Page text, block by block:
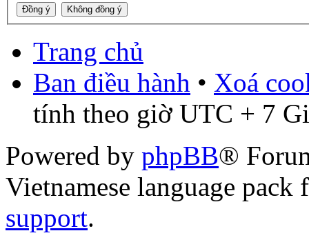
Trang chủ
Ban điều hành • Xoá
tính theo giờ UTC + 7
Powered by phpBB®
Vietnamese language
support.